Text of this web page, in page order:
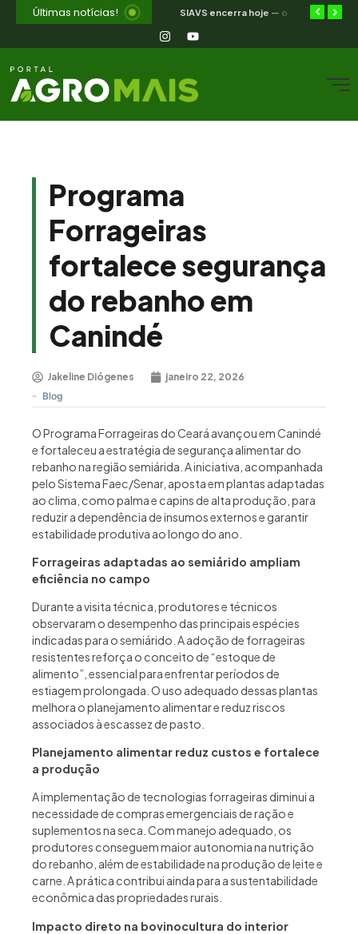
Últimas notícias!
Programa
Forrageiras
fortalece segurança
do rebanho em
Canindé
Jakeline Diógenes janeiro 22, 2026
- Blog
O Programa Forrageiras do Ceará avançou em Canindé
e fortaleceu a estratégia de segurança alimentar do
rebanho na região semiárida. A iniciativa, acompanhada
pelo Sistema Faec/Senar, aposta em plantas adaptadas
ao clima, como palma e capins de alta produção, para
reduzir a dependência de insumos externos e garantir
estabilidade produtiva ao longo do ano.
Forrageiras adaptadas ao semiárido ampliam
eficiência no campo
Durante a visita técnica, produtores e técnicos
observaram o desempenho das principais espécies
indicadas para o semiárido. A adoção de forrageiras
resistentes reforça o conceito de “estoque de
alimento”, essencial para enfrentar períodos de
estiagem prolongada. O uso adequado dessas plantas
melhora o planejamento alimentar e reduz riscos
associados à escassez de pasto.
Planejamento alimentar reduz custos e fortalece
a produção
A implementação de tecnologias forrageiras diminui a
necessidade de compras emergenciais de ração e
suplementos na seca. Com manejo adequado, os
produtores conseguem maior autonomia na nutrição
do rebanho, além de estabilidade na produção de leite e
carne. A prática contribui ainda para a sustentabilidade
econômica das propriedades rurais.
Impacto direto na bovinocultura do interior